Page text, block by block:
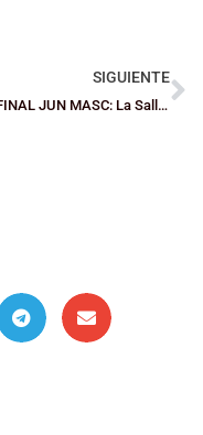
SIGUIENTE
FASE FINAL JUN MASC: La Salle Bilbao abrió brecha desde el perímetro para superar al Construcciones Armeti (73-62)